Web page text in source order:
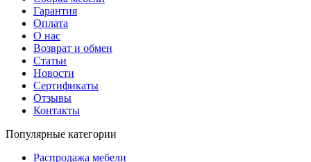
Гарантия
Оплата
О нас
Возврат и обмен
Статьи
Новости
Сертификаты
Отзывы
Контакты
Популярные категории
Распродажа мебели